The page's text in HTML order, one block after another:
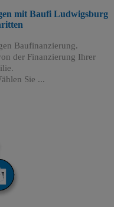
mit Baufi Ludwigsburg
Baufinanzierung.
der Finanzierung Ihrer
Sie ...